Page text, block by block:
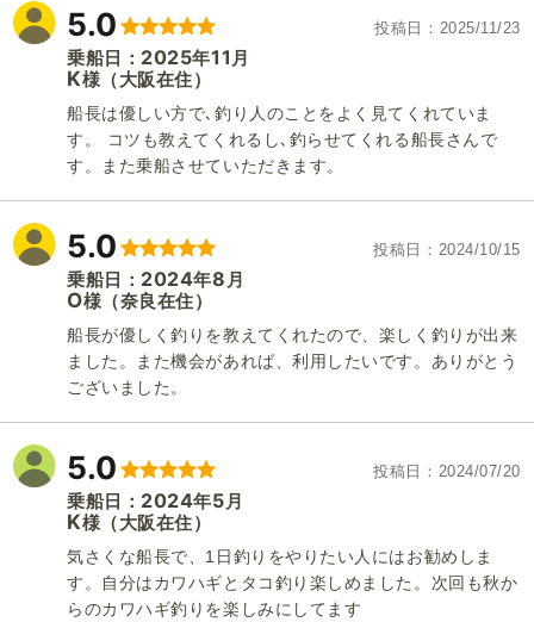
5.0 投稿日 2025/11/23
乗船日： 2025年11 月
K様 （大阪在住）
船長は優しい方で､釣り人のことをよく見てくれていま
す。 コツも教えてくれるし､釣らせてくれる船長さんで
す。また乗船させていただきます。
5.0 投稿日 2024/10/15
乗船日： 2024年8 月
O様 （奈良在住）
船長が優しく釣りを教えてくれたので、楽しく釣りが出来
ました。また機会があれば、利用したいです。ありがとう
ございました。
5.0 投稿日 2024/07/20
乗船日： 2024年5 月
K様 （大阪在住）
気さくな船長で、1日釣りをやりたい人にはお勧めしま
す。自分はカワハギとタコ釣り楽しめました。次回も秋か
らのカワハギ釣りを楽しみにしてます